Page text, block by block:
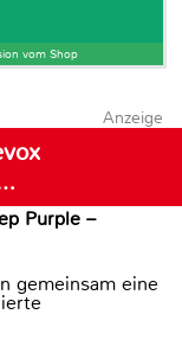
vom Shop
Anzeige
Purple –
gemeinsam eine